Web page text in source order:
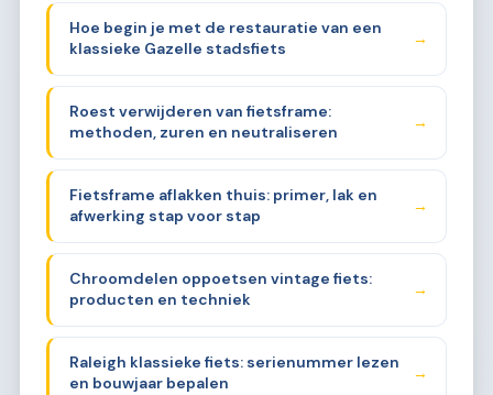
Hoe begin je met de restauratie van een
klassieke Gazelle stadsfiets
→
Roest verwijderen van fietsframe:
methoden, zuren en neutraliseren
→
Fietsframe aflakken thuis: primer, lak en
afwerking stap voor stap
→
Chroomdelen oppoetsen vintage fiets:
producten en techniek
→
Raleigh klassieke fiets: serienummer lezen
en bouwjaar bepalen
→